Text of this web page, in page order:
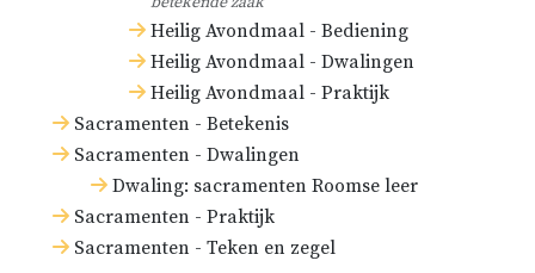
Heilig Avondmaal - Bediening
Heilig Avondmaal - Dwalingen
Heilig Avondmaal - Praktijk
Sacramenten - Betekenis
Sacramenten - Dwalingen
Dwaling: sacramenten Roomse leer
Sacramenten - Praktijk
Sacramenten - Teken en zegel